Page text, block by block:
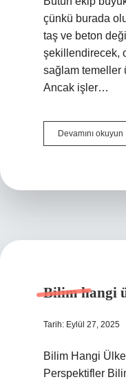
çünkü burada
taş ve beton
şekillendirecek,
sağlam temeller
Ancak işler…
Devamını okuyun
Bilim hangi
Tarih: Eylül 27, 2025
Bilim Hangi
Perspektifler